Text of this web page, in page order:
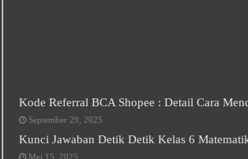
Kode Referral BCA Shopee : Detail Cara
September 29, 2025
Kunci Jawaban Detik Detik Kelas 6
Mei 15, 2025